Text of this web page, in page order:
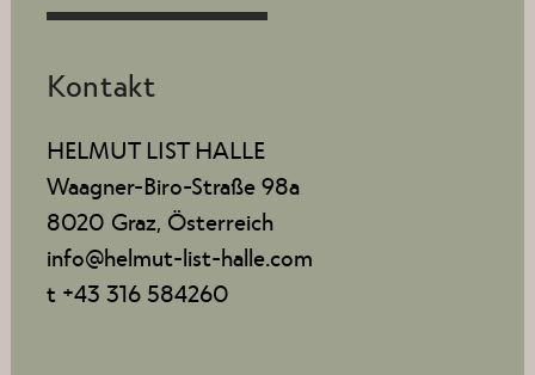
Kontakt
HELMUT LIST HALLE
Waagner-Biro-Straße 98a
8020 Graz, Österreich
info@helmut-list-halle.com
t +43 316 584260